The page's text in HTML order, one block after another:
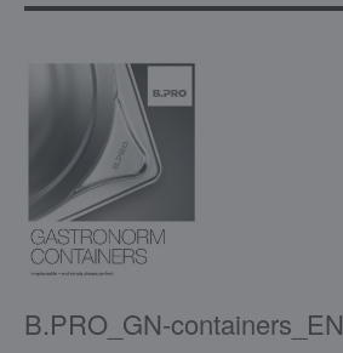
B.PRO_GN-containers_EN